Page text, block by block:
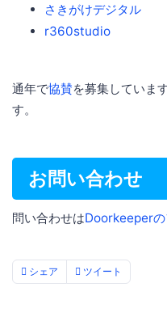
さきがけデジタル
r360studio
通年で協賛を募集していま
す。
お問い合わせ
問い合わせはDoorkeeperの
シェア ツイート